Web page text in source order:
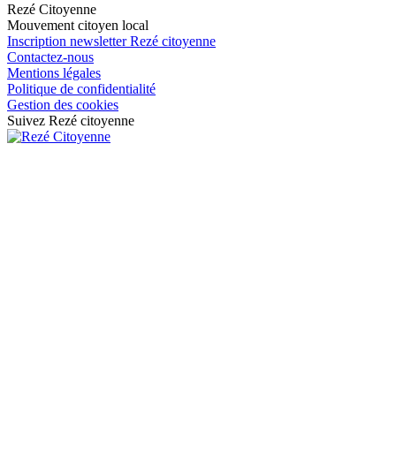
Rezé Citoyenne
Mouvement citoyen local
Inscription newsletter Rezé citoyenne
Contactez-nous
Mentions légales
Politique de confidentialité
Gestion des cookies
Suivez Rezé citoyenne